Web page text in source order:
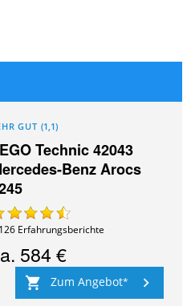
GUT (1,1)
Technic 42043
Benz Arocs
Erfahrungsberichte
584 €
Zum Angebot